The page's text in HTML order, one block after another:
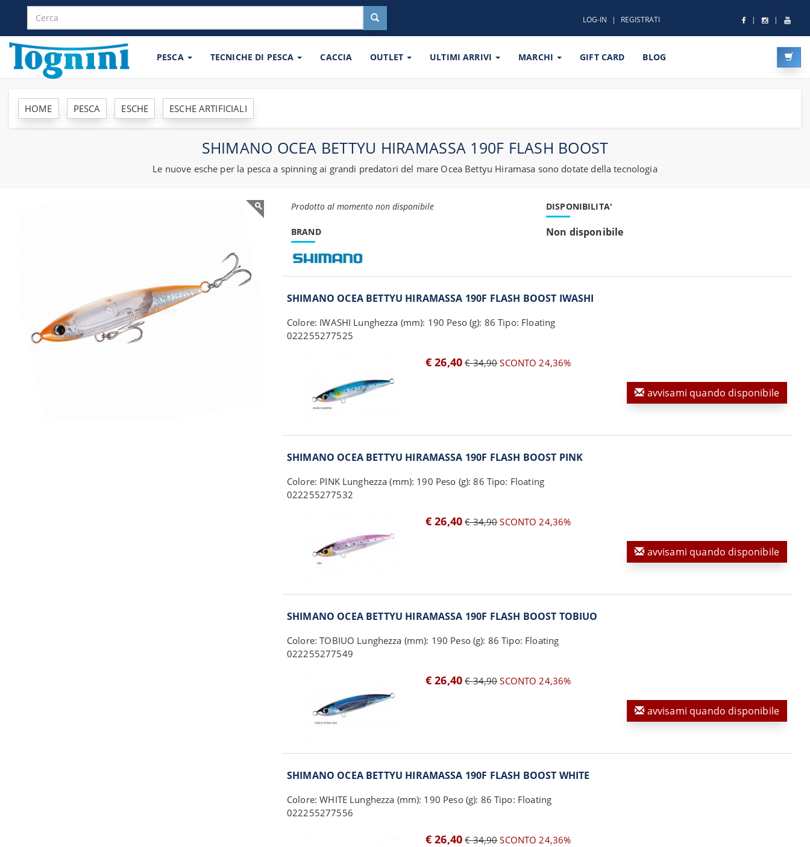
LOG-IN REGISTRATI
PESCA TECNICHE DI PESCA CACCIA OUTLET ULTIMI ARRIVI MARCHI GIFT CARD BLOG
HOME PESCA ESCHE ESCHE ARTIFICIALI
SHIMANO OCEA BETTYU HIRAMASSA 190F FLASH BOOST
Le nuove esche per la pesca a spinning ai grandi predatori del mare Ocea Bettyu Hiramasa sono dotate della tecnologia
Prodotto al momento non disponibile
BRAND
DISPONIBILITA'
Non disponibile
SHIMANO OCEA BETTYU HIRAMASSA 190F FLASH BOOST IWASHI
Colore: IWASHI Lunghezza (mm): 190 Peso (g): 86 Tipo: Floating
022255277525
€ 26,40 € 34,90SCONTO 24,36%
avvisami quando disponibile
SHIMANO OCEA BETTYU HIRAMASSA 190F FLASH BOOST PINK
Colore: PINK Lunghezza (mm): 190 Peso (g): 86 Tipo: Floating
022255277532
€ 26,40 € 34,90SCONTO 24,36%
avvisami quando disponibile
SHIMANO OCEA BETTYU HIRAMASSA 190F FLASH BOOST TOBIUO
Colore: TOBIUO Lunghezza (mm): 190 Peso (g): 86 Tipo: Floating
022255277549
€ 26,40 € 34,90SCONTO 24,36%
avvisami quando disponibile
SHIMANO OCEA BETTYU HIRAMASSA 190F FLASH BOOST WHITE
Colore: WHITE Lunghezza (mm): 190 Peso (g): 86 Tipo: Floating
022255277556
€ 26,40 € 34,90SCONTO 24,36%